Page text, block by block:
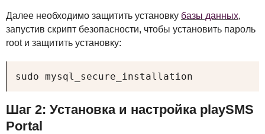
Далее необходимо защитить установку базы данных,
запустив скрипт безопасности, чтобы установить пароль
root и защитить установку:
sudo mysql_secure_installation
Шаг 2: Установка и настройка playSMS
Portal